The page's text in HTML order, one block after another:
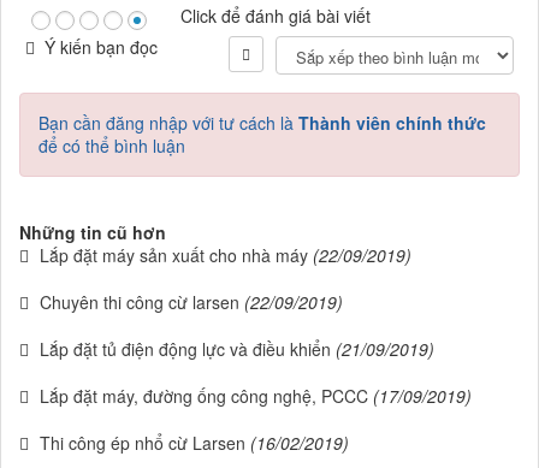
Click để đánh giá bài viết
Ý kiến bạn đọc
Bạn cần đăng nhập với tư cách là Thành viên chính thức
để có thể bình luận
Những tin cũ hơn
Lắp đặt máy sản xuất cho nhà máy (22/09/2019)
Chuyên thi công cừ larsen (22/09/2019)
Lắp đặt tủ điện động lực và điều khiển (21/09/2019)
Lắp đặt máy, đường ống công nghệ, PCCC (17/09/2019)
Thi công ép nhổ cừ Larsen (16/02/2019)